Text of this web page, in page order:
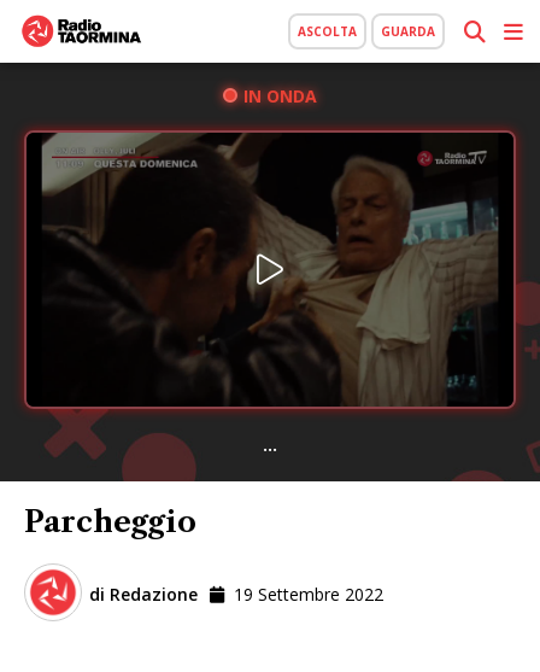
ASCOLTA GUARDA
IN ONDA
...
Parcheggio
di Redazione 19 Settembre 2022